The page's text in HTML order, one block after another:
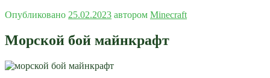
Опубликовано 25.02.2023 автором Minecraft
Морской бой майнкрафт